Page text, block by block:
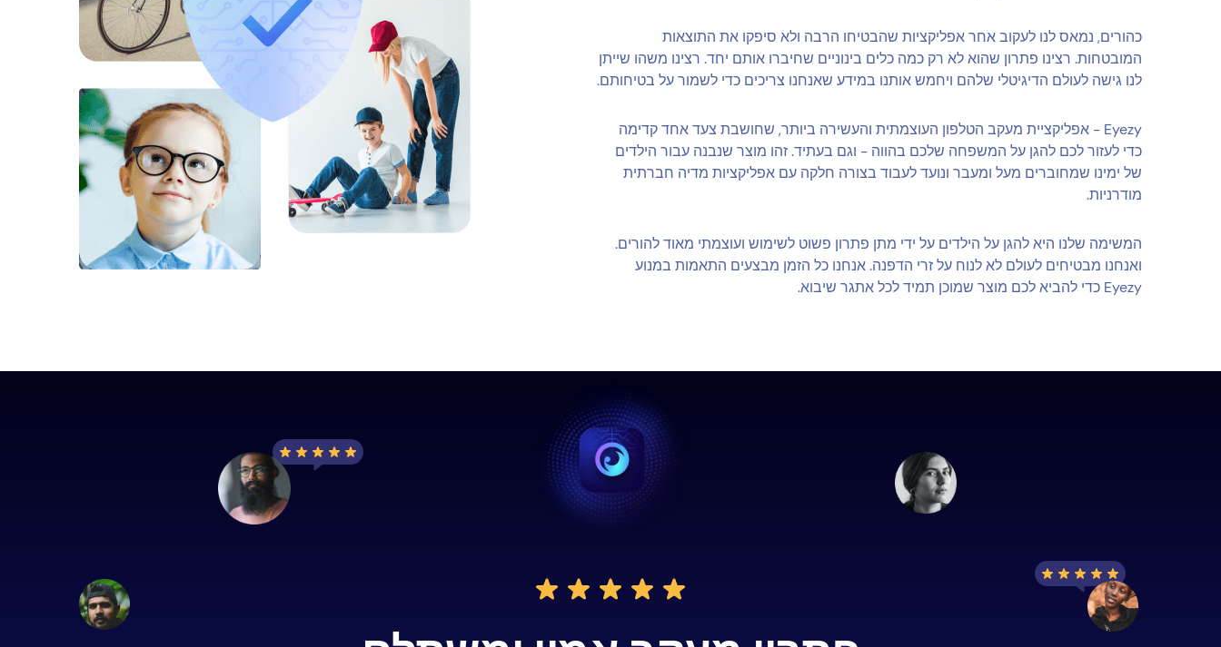
כהורים, נמאס לנו לעקוב אחר אפליקציות שהבטיחו הרבה ולא סיפקו את התוצאות
המובטחות. רצינו פתרון שהוא לא רק כמה כלים בינוניים שחיברו אותם יחד. רצינו משהו שייתן
לנו גישה לעולם הדיגיטלי שלהם ויחמש אותנו במידע שאנחנו צריכים כדי לשמור על בטיחותם.
Eyezy - אפליקציית מעקב הטלפון העוצמתית והעשירה ביותר, שחושבת צעד אחד קדימה
כדי לעזור לכם להגן על המשפחה שלכם בהווה - וגם בעתיד. זהו מוצר שנבנה עבור הילדים
של ימינו שמחוברים מעל ומעבר ונועד לעבוד בצורה חלקה עם אפליקציות מדיה חברתית
מודרניות.
המשימה שלנו היא להגן על הילדים על ידי מתן פתרון פשוט לשימוש ועוצמתי מאוד להורים.
ואנחנו מבטיחים לעולם לא לנוח על זרי הדפנה. אנחנו כל הזמן מבצעים התאמות במנוע
Eyezy כדי להביא לכם מוצר שמוכן תמיד לכל אתגר שיבוא.